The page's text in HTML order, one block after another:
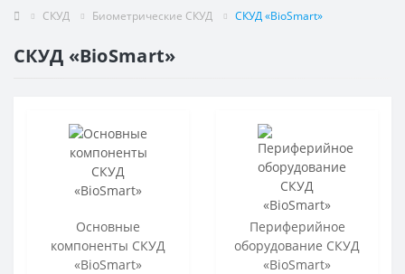
СКУД Биометрические СКУД СКУД «BioSmart»
СКУД «BioSmart»
Основные
компоненты СКУД
«BioSmart»
Периферийное
оборудование СКУД
«BioSmart»